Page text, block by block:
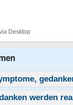
werden